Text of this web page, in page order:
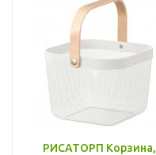
РИСАТОРП Корзина,